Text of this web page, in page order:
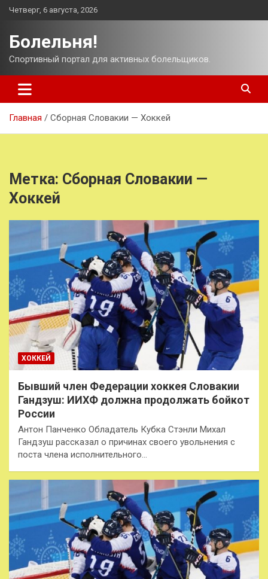
Перейти
Четверг, 6 августа, 2026
Болельня!
Спортивный портал для активных болельщиков.
Главная Сборная Словакии — Хоккей
Метка: Сборная Словакии —
Хоккей
ХОККЕЙ
Бывший член Федерации хоккея Словакии
Гандзуш: ИИХФ должна продолжать бойкот
России
Антон Панченко Обладатель Кубка Стэнли Михал
Гандзуш рассказал о причинах своего увольнения с
поста члена исполнительного…